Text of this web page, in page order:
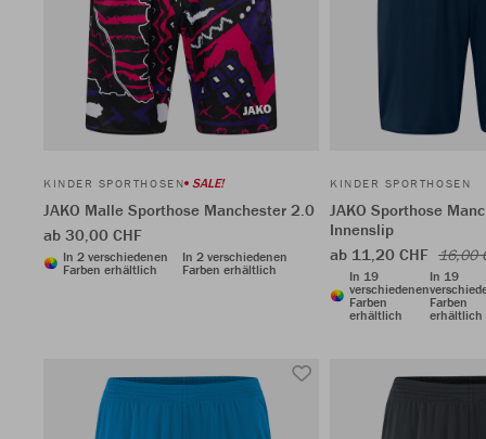
KINDER SPORTHOSEN SALE!
JAKO Malle Sporthose Manchester 2.0
ab 30,00 CHF
In 2 verschiedenen
Farben erhältlich
In 2 verschiedenen
Farben erhältlich
KINDER SPORTHOSEN
JAKO Sporthose
Innenslip
ab 11,20 CHF 16,00
In 19
verschiedenen
Farben
erhältlich
In 19
Farben
erhältlich